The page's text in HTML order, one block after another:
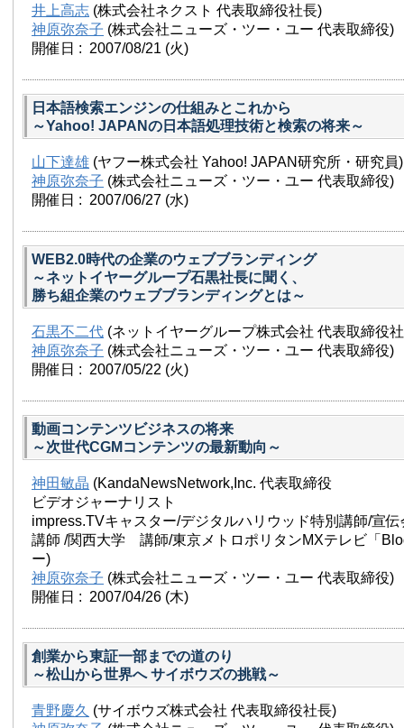
井上高志 (株式会社ネクスト 代表取締役社長)
神原弥奈子 (株式会社ニューズ・ツー・ユー 代表取締役)
開催日 : 2007/08/21 (火)
日本語検索エンジンの仕組みとこれから
～Yahoo! JAPANの日本語処理技術と検索の将来～
山下達雄 (ヤフー株式会社 Yahoo! JAPAN研究所・研究員)
神原弥奈子 (株式会社ニューズ・ツー・ユー 代表取締役)
開催日 : 2007/06/27 (水)
WEB2.0時代の企業のウェブブランディング
～ネットイヤーグループ石黒社長に聞く、
勝ち組企業のウェブブランディングとは～
石黒不二代 (ネットイヤーグループ株式会社 代表取締役
神原弥奈子 (株式会社ニューズ・ツー・ユー 代表取締役)
開催日 : 2007/05/22 (火)
動画コンテンツビジネスの将来
～次世代CGMコンテンツの最新動向～
神田敏晶 (KandaNewsNetwork,Inc. 代表取締役
ビデオジャーナリスト
impress.TVキャスター/デジタルハリウッド特別講師/
講師 /関西大学 講師/東京メトロポリタンMXテレビ「
ー)
神原弥奈子 (株式会社ニューズ・ツー・ユー 代表取締役)
開催日 : 2007/04/26 (木)
創業から東証一部までの道のり
～松山から世界へ サイボウズの挑戦～
青野慶久 (サイボウズ株式会社 代表取締役社長)